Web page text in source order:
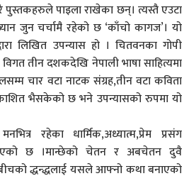
पुस्तकहरुले पाइला राखेका छन्। त्यस्तै एउटा
जुन चर्चामै रहेको छ ‘काँचो कागज’। यो
लिखित उपन्यास हो । चितवनका गोपी
तीन दशकदेखि नेपाली भाषा साहित्यमा
चार वटा नाटक संग्रह,तीन वटा कविता
भैसकेको छ भने उपन्यासको रुपमा यो
रहेका धार्मिक,अध्यात्म,प्रेम प्रसंग
छ ।मान्छेको चेतन र अबचेतन दुवै
द्धन्द्धलाई यसले आफ्नो कथा बनाएको